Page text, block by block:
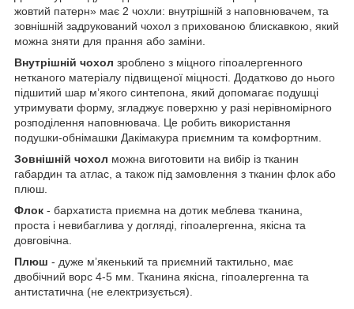
жовтий патерн» має 2 чохли: внутрішній з наповнювачем, та
зовнішній задрукований чохол з прихованою блискавкою, який
можна зняти для прання або заміни.
Внутрішній чохол зроблено з міцного гіпоалергенного
нетканого матеріалу підвищеної міцності. Додатково до нього
підшитий шар мʼякого синтепона, який допомагає подушці
утримувати форму, згладжує поверхню у разі нерівномірного
розподілення наповнювача. Це робить використання
подушки-обнімашки Дакімакура приємним та комфортним.
Зовнішній чохол можна виготовити на вибір із тканин
габардин та атлас, а також під замовлення з тканин флок або
плюш.
Флок - бархатиста приємна на дотик меблева тканина,
проста і невибаглива у догляді, гіпоалергенна, якісна та
довговічна.
Плюш - дуже мʼякенький та приємний тактильно, має
двобічний ворс 4-5 мм. Тканина якісна, гіпоалергенна та
антистатична (не електризується).